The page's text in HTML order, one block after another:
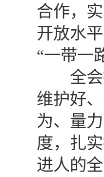
合作，
开放水
“一带一
全会提
维护好
为、量
度，扎
进人的